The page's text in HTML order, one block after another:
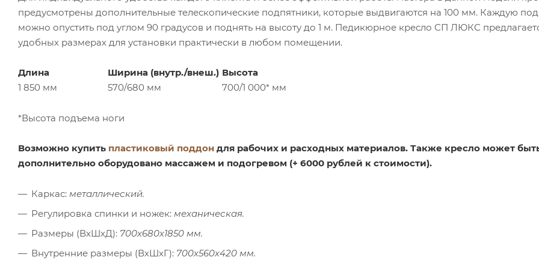
предусмотрены дополнительные телескопические подпятники, которые выдвигаются на 100 мм. Каждую
можно опустить под углом 90 градусов и поднять на высоту до 1 м. Педикюрное кресло СП ЛЮКС
удобных размерах для установки практически в любом помещении.
Длина Ширина (внутр./внеш.) Высота
1 850 мм
570/680 мм 700/1 000* мм
*Высота подъема ноги
Возможно купить пластиковый поддон для рабочих и расходных материалов. Также кресло может
дополнительно оборудовано массажем и подогревом (+ 6000 рублей к стоимости).
Каркас: металлический.
Регулировка спинки и ножек: механическая.
Размеры (ВхШхД): 700х680х1850 мм.
Внутренние размеры (ВхШхГ): 700х560х420 мм.